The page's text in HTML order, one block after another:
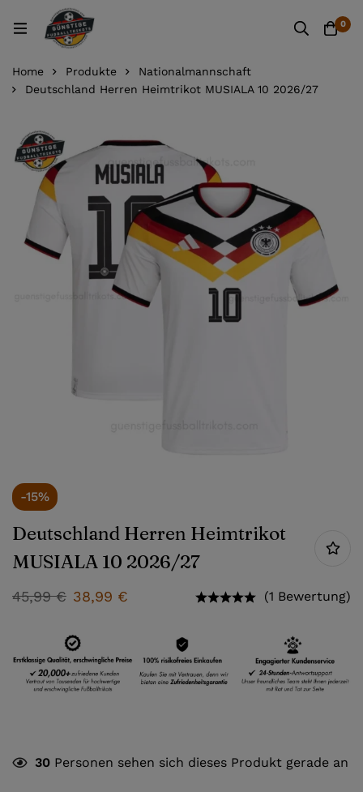
0
Home Produkte
Nationalmannschaft
Deutschland Herren Heimtrikot MUSIALA 10 2026/27
-15%
Deutschland Herren Heimtrikot
MUSIALA 10 2026/27
45,99€ 38,99 € (1 Bewertung)
30 Personen sehen sich dieses Produkt gerade an